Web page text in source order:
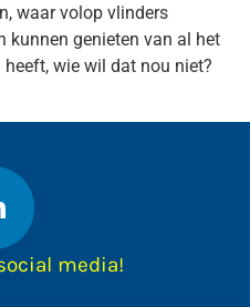
waar volop vlinders
kunnen genieten van al het
wie wil dat nou niet?
media!